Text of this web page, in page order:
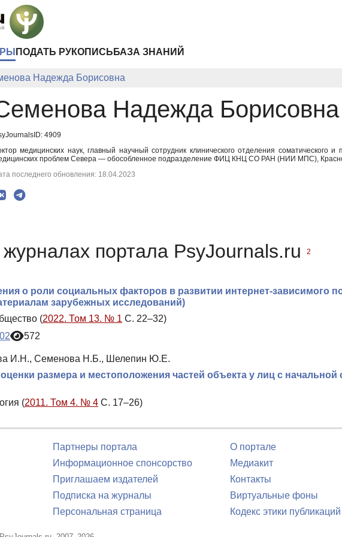
ПОДАТЬ РУКОПИСЬ БАЗА ЗНАНИЙ
Надежда Борисовна
Надежда Борисовна
4909
медицинских наук, главный научный сотрудник клинического отделения соматического и
проблем Севера — обособленное подразделение ФИЦ КНЦ СО РАН (НИИ МПС),
последнего обновления: 18.04.2023
портала PsyJournals.ru 2
о роли социальных факторов в развитии интернет-зависимого
зарубежных исследований)
(2022. Том 13. № 1 С. 22–32)
572
И.Н., Семенова Н.Б., Шелепин Ю.Е.
размера и местоположения частей объекта у лиц с начальной
(2011. Том 4. № 4 С. 17–26)
Партнеры портала
Информационное спонсорство
Приглашаем издателей
Подписка на журналы
Персональная страница
О портале
Медиакит
Контакты
Виртуальные фоны
Кодекс этики публикаций